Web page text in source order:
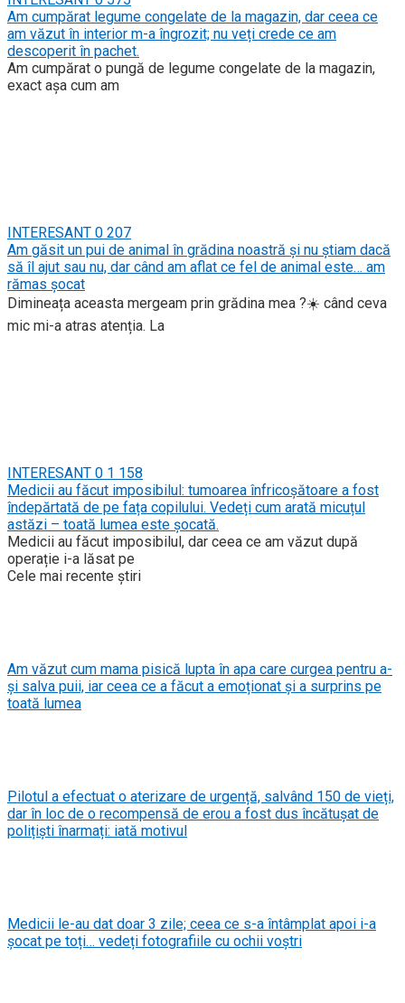
Am cumpărat legume congelate de la magazin, dar ceea ce
am văzut în interior m-a îngrozit; nu veți crede ce am
descoperit în pachet.
Am cumpărat o pungă de legume congelate de la magazin,
exact așa cum am
INTERESANT 0 207
Am găsit un pui de animal în grădina noastră și nu știam dacă
să îl ajut sau nu, dar când am aflat ce fel de animal este… am
rămas șocat
Dimineața aceasta mergeam prin grădina mea ?☀️ când ceva
mic mi-a atras atenția. La
INTERESANT 0 1 158
Medicii au făcut imposibilul: tumoarea înfricoșătoare a fost
îndepărtată de pe fața copilului. Vedeți cum arată micuțul
astăzi – toată lumea este șocată.
Medicii au făcut imposibilul, dar ceea ce am văzut după
operație i-a lăsat pe
Cele mai recente știri
Am văzut cum mama pisică lupta în apa care curgea pentru a-
și salva puii, iar ceea ce a făcut a emoționat și a surprins pe
toată lumea
Pilotul a efectuat o aterizare de urgență, salvând 150 de vieți,
dar în loc de o recompensă de erou a fost dus încătușat de
polițiști înarmați: iată motivul
Medicii le-au dat doar 3 zile; ceea ce s-a întâmplat apoi i-a
șocat pe toți… vedeți fotografiile cu ochii voștri